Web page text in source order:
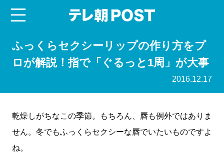
ふっくらセクシーリップの作り方をプ
ロが解説！指で「ぐるっと1周」が大事
2016.12.17
乾燥しがちなこの季節。もちろん、唇も例外ではありま
せん。冬でもふっくらセクシーな唇でいたいものですよ
ね。